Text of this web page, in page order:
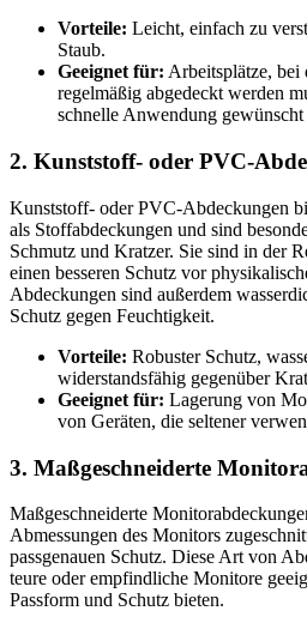
Vorteile: Leicht, einfach zu
Staub.
Geeignet für: Arbeitsplätze, bei
regelmäßig abgedeckt werden
schnelle Anwendung gewünscht
2. Kunststoff- oder PVC-
Kunststoff- oder PVC-Abdeckungen
als Stoffabdeckungen und sind
Schmutz und Kratzer. Sie sind in der
einen besseren Schutz vor
Abdeckungen sind außerdem
Schutz gegen Feuchtigkeit.
Vorteile: Robuster Schutz,
widerstandsfähig gegenüber
Geeignet für: Lagerung von
von Geräten, die seltener
3. Maßgeschneiderte
Maßgeschneiderte
Abmessungen des Monitors
passgenauen Schutz. Diese Art von
teure oder empfindliche Monitore
Passform und Schutz bieten.